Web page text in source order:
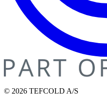
© 2026 TEFCOLD A/S